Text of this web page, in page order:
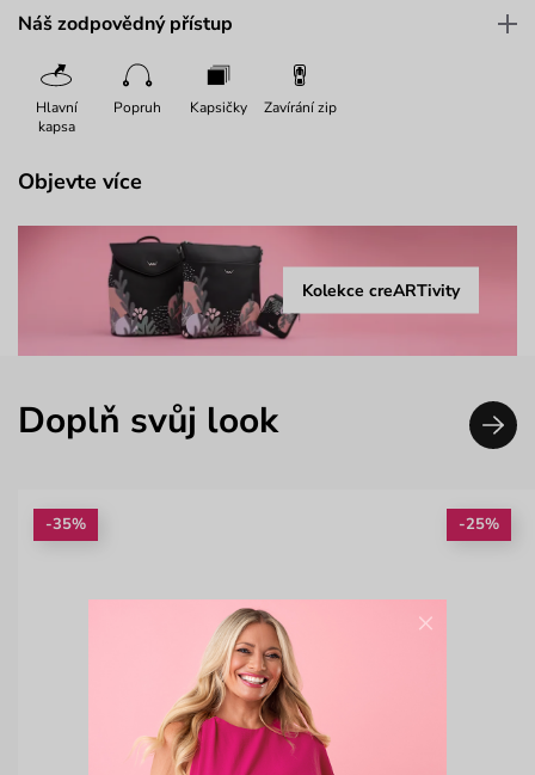
Náš zodpovědný přístup
Hlavní
kapsa
Popruh Kapsičky Zavírání zip
Objevte více
Kolekce creARTivity
Doplň svůj look
-35% -25%
×